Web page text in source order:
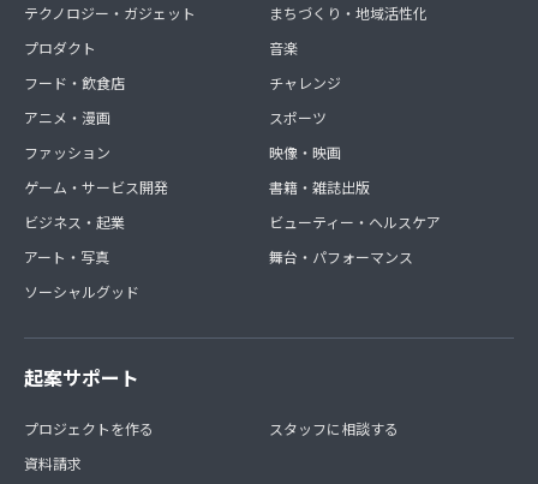
テクノロジー・ガジェット
プロダクト
フード・飲食店
アニメ・漫画
ファッション
ゲーム・サービス開発
ビジネス・起業
アート・写真
ソーシャルグッド
まちづくり・地域活性化
音楽
チャレンジ
スポーツ
映像・映画
書籍・雑誌出版
ビューティー・ヘルスケア
舞台・パフォーマンス
起案サポート
プロジェクトを作る
資料請求
スタッフに相談する